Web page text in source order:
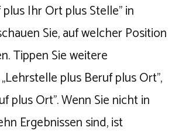
plus Ihr Ort plus Stelle" in
Sie, auf welcher Position
Tippen Sie weitere
plus Beruf plus Ort",
plus Ort". Wenn Sie nicht in
Ergebnissen sind, ist